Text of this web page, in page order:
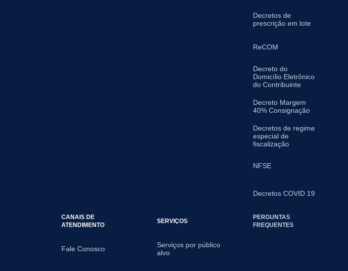
Decretos de
prescrição em lote
ReCOM
Decreto do
Domicílio Eletrônico
do Contribuinte
Decreto Margem
40% Consignação
Decretos de regime
especial de
fiscalização
NFSE
Decretos COVID 19
CANAIS DE
ATENDIMENTO
Fale Conosco
SERVIÇOS
Serviços por público
alvo
PERGUNTAS
FREQUENTES